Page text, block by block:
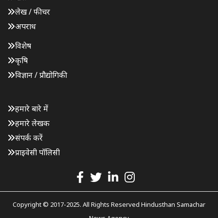
लेख / फीचर
अपराध
विशेष
कृषि
विज्ञान / प्रौद्योगिकी
हमारे बारे में
हमारे लेखक
संपर्क करें
प्राइवेसी पॉलिसी
Copyright © 2017-2025. All Rights Reserved Hindusthan Samachar